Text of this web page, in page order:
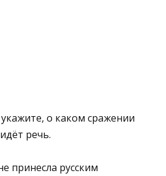
о каком сражении
речь.
принесла русским